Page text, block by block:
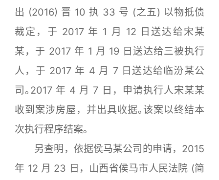
出 (2016) 晋 10 执 33 号 (之五) 以物抵债
裁定，于 2017 年 1 月 12 日送达给宋某
某，于 2017 年 1 月 19 日送达给三被执行
人，于 2017 年 4 月 7 日送达给临汾某公
司｡2017 年 4 月 7 日，申请执行人宋某某
收到案涉房屋，并出具收据｡该案以终结本
次执行程序结案｡
另查明，依据侯马某公司的申请，2015
年 12 月 23 日，山西省侯马市人民法院 (简